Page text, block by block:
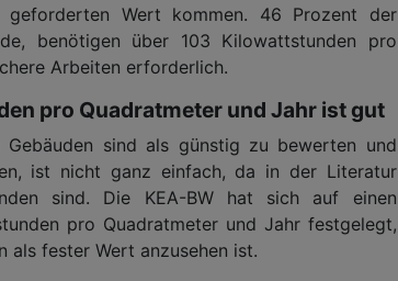
geforderten Wert kommen. 46 Prozent der
benötigen über 103 Kilowattstunden pro
Arbeiten erforderlich.
pro Quadratmeter und Jahr ist gut
Gebäuden sind als günstig zu bewerten und
ist nicht ganz einfach, da in der Literatur
sind. Die KEA-BW hat sich auf einen
pro Quadratmeter und Jahr festgelegt,
als fester Wert anzusehen ist.